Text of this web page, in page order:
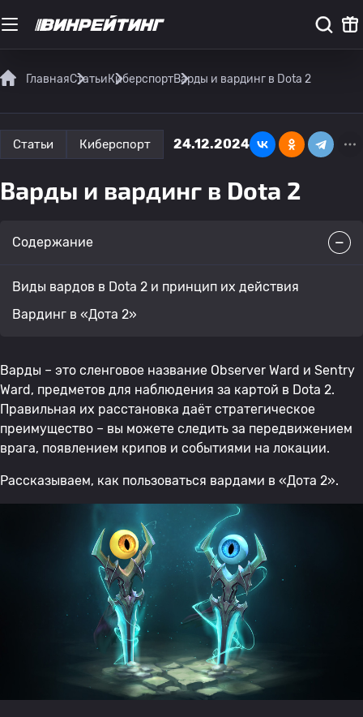
ГлавнаяСтатьиКиберспортВарды и вардинг в Dota 2
Статьи Киберспорт 24.12.2024
Варды и вардинг в Dota 2
Содержание
Виды вардов в Dota 2 и принцип их действия
Вардинг в «Дота 2»
Варды – это сленговое название Observer Ward и Sentry
Ward, предметов для наблюдения за картой в Dota 2.
Правильная их расстановка даёт стратегическое
преимущество – вы можете следить за передвижением
врага, появлением крипов и событиями на локации.
Рассказываем, как пользоваться вардами в «Дота 2».